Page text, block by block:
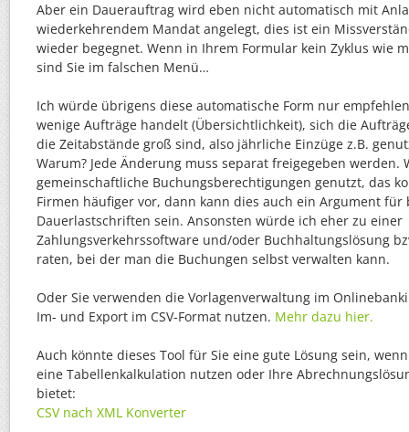
Aber ein Dauerauftrag wird eben nicht automatisch mit
wiederkehrendem Mandat angelegt, dies ist ein
wieder begegnet. Wenn in Ihrem Formular kein Zyklus wie
sind Sie im falschen Menü…
Ich würde übrigens diese automatische Form nur
wenige Aufträge handelt (Übersichtlichkeit), sich die
die Zeitabstände groß sind, also jährliche Einzüge z.B.
Warum? Jede Änderung muss separat freigegeben werden.
gemeinschaftliche Buchungsberechtigungen genutzt, das
Firmen häufiger vor, dann kann dies auch ein Argument für
Dauerlastschriften sein. Ansonsten würde ich eher zu einer
Zahlungsverkehrssoftware und/oder Buchhaltungslösung
raten, bei der man die Buchungen selbst verwalten kann.
Oder Sie verwenden die Vorlagenverwaltung im
Im- und Export im CSV-Format nutzen. Mehr dazu hier.
Auch könnte dieses Tool für Sie eine gute Lösung sein,
eine Tabellenkalkulation nutzen oder Ihre
bietet:
CSV nach XML Konverter